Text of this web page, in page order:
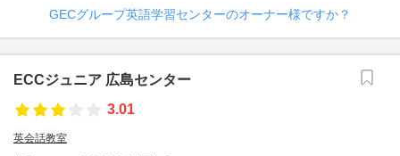
GECグループ英語学習センターのオーナー様ですか？
ECCジュニア 広島センター
3.01
英会話教室